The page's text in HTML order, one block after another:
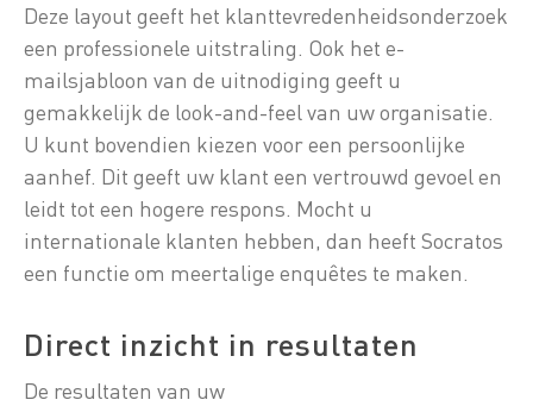
Deze layout geeft het klanttevredenheidsonderzoek
een professionele uitstraling. Ook het e-
mailsjabloon van de uitnodiging geeft u
gemakkelijk de look-and-feel van uw organisatie.
U kunt bovendien kiezen voor een persoonlijke
aanhef. Dit geeft uw klant een vertrouwd gevoel en
leidt tot een hogere respons. Mocht u
internationale klanten hebben, dan heeft Socratos
een functie om meertalige enquêtes te maken.
Direct inzicht in resultaten
De resultaten van uw